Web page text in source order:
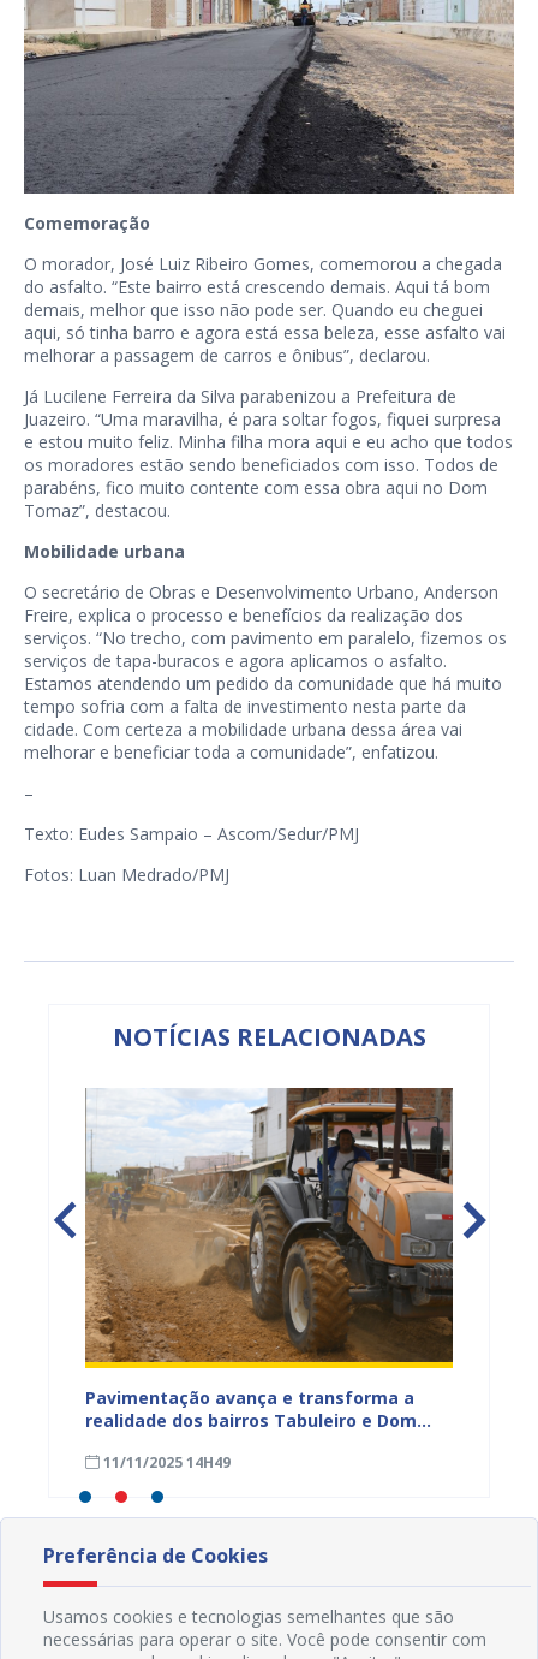
Comemoração
O morador, José Luiz Ribeiro Gomes, comemorou a chegada
do asfalto. “Este bairro está crescendo demais. Aqui tá bom
demais, melhor que isso não pode ser. Quando eu cheguei
aqui, só tinha barro e agora está essa beleza, esse asfalto vai
melhorar a passagem de carros e ônibus”, declarou.
Já Lucilene Ferreira da Silva parabenizou a Prefeitura de
Juazeiro. “Uma maravilha, é para soltar fogos, fiquei surpresa
e estou muito feliz. Minha filha mora aqui e eu acho que todos
os moradores estão sendo beneficiados com isso. Todos de
parabéns, fico muito contente com essa obra aqui no Dom
Tomaz”, destacou.
Mobilidade urbana
O secretário de Obras e Desenvolvimento Urbano, Anderson
Freire, explica o processo e benefícios da realização dos
serviços. “No trecho, com pavimento em paralelo, fizemos os
serviços de tapa-buracos e agora aplicamos o asfalto.
Estamos atendendo um pedido da comunidade que há muito
tempo sofria com a falta de investimento nesta parte da
cidade. Com certeza a mobilidade urbana dessa área vai
melhorar e beneficiar toda a comunidade”, enfatizou.
–
Texto: Eudes Sampaio – Ascom/Sedur/PMJ
Fotos: Luan Medrado/PMJ
NOTÍCIAS RELACIONADAS
Pavimentação avança e transforma a
realidade dos bairros Tabuleiro e Dom
11/11/2025 14H49
Preferência de Cookies
Usamos cookies e tecnologias semelhantes que são
necessárias para operar o site. Você pode consentir com